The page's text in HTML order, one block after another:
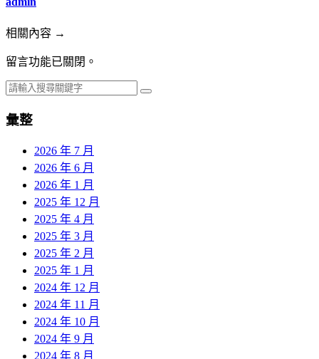
相關內容 →
留言功能已關閉。
彙整
2026 年 7 月
2026 年 6 月
2026 年 1 月
2025 年 12 月
2025 年 4 月
2025 年 3 月
2025 年 2 月
2025 年 1 月
2024 年 12 月
2024 年 11 月
2024 年 10 月
2024 年 9 月
2024 年 8 月